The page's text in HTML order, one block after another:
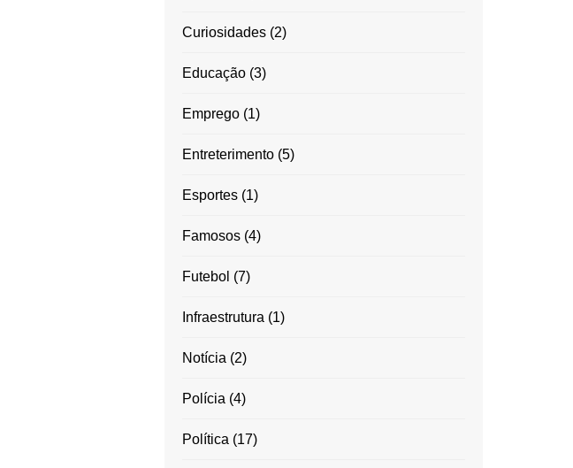
Curiosidades (2)
Educação (3)
Emprego (1)
Entreterimento (5)
Esportes (1)
Famosos (4)
Futebol (7)
Infraestrutura (1)
Notícia (2)
Polícia (4)
Política (17)